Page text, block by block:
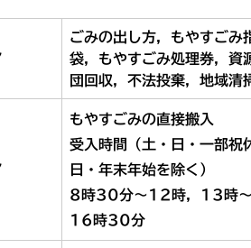
ごみの出し方，もやすごみ
袋，もやすごみ処理券，資
団回収，不法投棄，地域清
もやすごみの直接搬入
受入時間（土・日・一部祝
日・年末年始を除く）
8時30分～12時，13時～
16時30分